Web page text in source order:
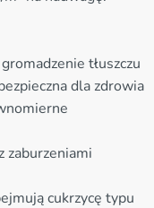
tłuszczu
dla zdrowia
zaburzeniami
cukrzycę typu